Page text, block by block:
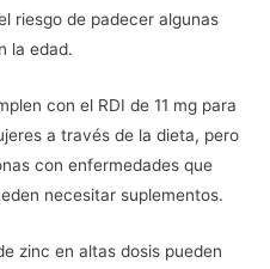
riesgo de padecer algunas
la edad.
con el RDI de 11 mg para
a través de la dieta, pero
con enfermedades que
necesitar suplementos.
zinc en altas dosis pueden